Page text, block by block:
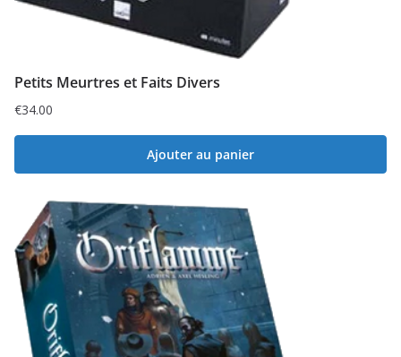
Petits Meurtres et Faits Divers
€34.00
Ajouter au panier